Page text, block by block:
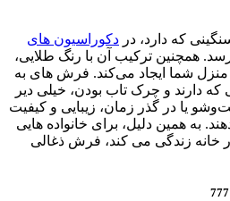
که دارد، در دکوراسیون های
همچنین ترکیب آن با رنگ طلایی،
شما ایجاد می‌کند. فرش های به
که دارند و چرک تاب بودن، خیلی دیر
یا در گذر زمان، زیبایی و کیفیت
به همین دلیل، برای خانواده هایی
خانه زندگی می کند، فرش ذغالی